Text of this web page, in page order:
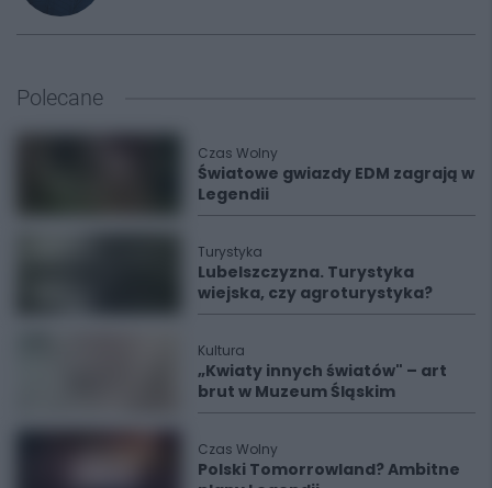
Polecane
Czas Wolny
Światowe gwiazdy EDM zagrają w
Legendii
Turystyka
Lubelszczyzna. Turystyka
wiejska, czy agroturystyka?
Kultura
„Kwiaty innych światów" – art
brut w Muzeum Śląskim
Czas Wolny
Polski Tomorrowland? Ambitne